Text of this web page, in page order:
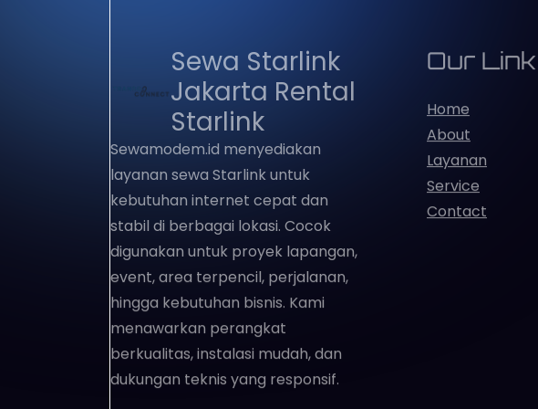
hingga kebutuhan bisnis. Kami
menawarkan perangkat
berkualitas, instalasi mudah, dan
dukungan teknis yang responsif.